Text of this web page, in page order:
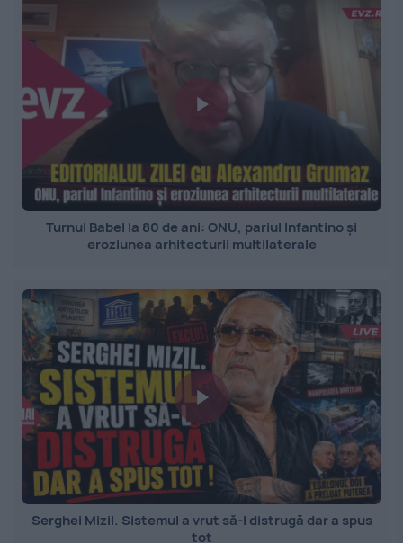
Turnul Babel la 80 de ani: ONU, pariul Infantino și
eroziunea arhitecturii multilaterale
Serghei Mizil. Sistemul a vrut să-l distrugă dar a spus
tot